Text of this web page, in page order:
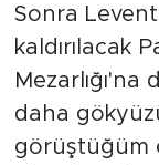
Sonra
kaldırılacak
Mezarlığı'na
daha
görüştüğüm